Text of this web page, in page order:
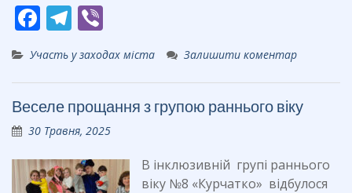
F
e
b
o
o
k
T
e
gr
a
m
b
er
Участь у заходах міста Залишити коментар
Веселе прощання з групою раннього віку
30 Травня, 2025
В інклюзивній групі раннього
віку №8 «Курчатко» відбулося